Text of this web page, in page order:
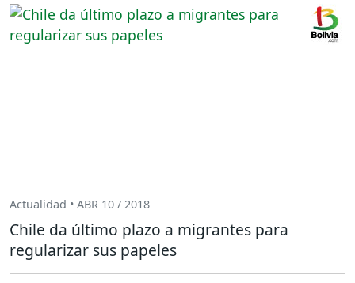
Actualidad • ABR 10 / 2018
Chile da último plazo a migrantes para
regularizar sus papeles